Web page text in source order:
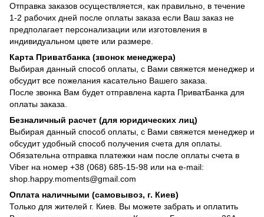
Отправка заказов осуществляется, как правильно, в течение
1-2 рабочих дней после оплаты заказа если Ваш заказ не
предполагает персонализации или изготовления в
индивидуальном цвете или размере.
Карта Приватбанка (звонок менеджера)
Выбирая данный способ оплаты, с Вами свяжется менеджер и
обсудит все пожелания касательно Вашего заказа.
После звонка Вам будет отправлена карта ПриватБанка для
оплаты заказа.
Безналичный расчет (для юридических лиц)
Выбирая данный способ оплаты, с Вами свяжется менеджер и
обсудит удобный способ получения счета для оплаты.
Обязательна отправка платежки нам после оплаты счета в
Viber на номер +38 (068) 685-15-98 или на e-mail:
shop.happy.moments@gmail.com
Оплата наличными (самовывоз, г. Киев)
Только для жителей г. Киев. Вы можете забрать и оплатить